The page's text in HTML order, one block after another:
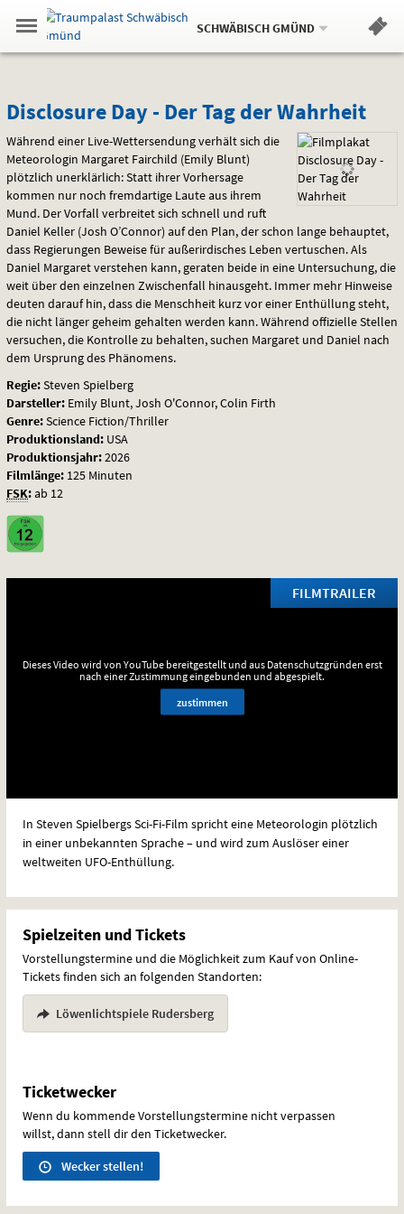
Springe
zum
,zum
.
Navigation
Menü
Gehe
zur
Standortauswahl
Standort:
SCHWÄBISCH GMÜND.
Weitere
Hinweis
Disclosure
Day
-
Der
Tag
der
Wahrheit
Disclosure Day - Der Tag der Wahrheit
Während einer Live-Wettersendung verhält sich die
Meteorologin Margaret Fairchild (Emily Blunt)
plötzlich unerklärlich: Statt ihrer Vorhersage
kommen nur noch fremdartige Laute aus ihrem
Mund. Der Vorfall verbreitet sich schnell und ruft
Daniel Keller (Josh O’Connor) auf den Plan, der schon lange behauptet,
dass Regierungen Beweise für außerirdisches Leben vertuschen. Als
Daniel Margaret verstehen kann, geraten beide in eine Untersuchung, die
weit über den einzelnen Zwischenfall hinausgeht. Immer mehr Hinweise
deuten darauf hin, dass die Menschheit kurz vor einer Enthüllung steht,
die nicht länger geheim gehalten werden kann. Während offizielle Stellen
versuchen, die Kontrolle zu behalten, suchen Margaret und Daniel nach
dem Ursprung des Phänomens.
Regie:Steven Spielberg
Darsteller: Emily Blunt, Josh O'Connor, Colin Firth
Genre:Science Fiction/Thriller
Produktionsland: USA
Produktionsjahr:2026
Filmlänge: 125 Minuten
FSK:ab 12
FILMTRAILER
Dieses Video wird von YouTube bereitgestellt und aus Datenschutzgründen erst
nach einer Zustimmung eingebunden und abgespielt.
zustimmen
In Steven Spielbergs Sci-Fi-Film spricht eine Meteorologin plötzlich
in einer unbekannten Sprache – und wird zum Auslöser einer
weltweiten UFO-Enthüllung.
Spielzeiten und Tickets
Vorstellungstermine und die Möglichkeit zum Kauf von Online-
Tickets finden sich an folgenden Standorten:
Löwenlichtspiele Rudersberg
Ticketwecker
Wenn du kommende Vorstellungstermine nicht verpassen
willst, dann stell dir den Ticketwecker.
Wecker stellen!